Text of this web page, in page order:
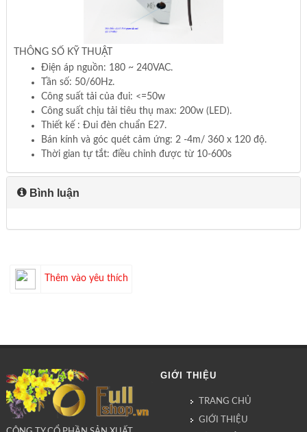
THÔNG SỐ KỸ THUẬT
Điện áp nguồn: 180 ~ 240VAC.
Tần số: 50/60Hz.
Công suất tải của đui: <=50w
Công suất chịu tải tiêu thụ max: 200w (LED).
Thiết kế : Đui đèn chuẩn E27.
Bán kính và góc quét cảm ứng: 2 -4m/ 360 x 120 độ.
Thời gian tự tắt: điều chỉnh được từ 10-600s
Bình luận
Thêm vào yêu thích
GIỚI THIỆU
TRANG CHỦ
GIỚI THIỆU